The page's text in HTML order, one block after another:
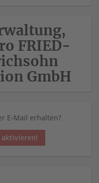
FRIED-
GmbH
E-Mail erhalten?
aktivieren!